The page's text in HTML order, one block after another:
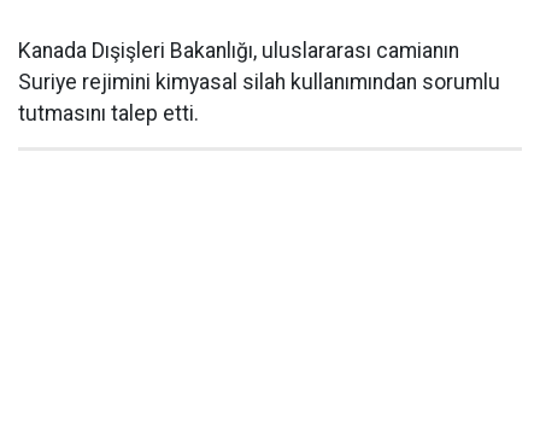
Kanada Dışişleri Bakanlığı, uluslararası camianın
Suriye rejimini kimyasal silah kullanımından sorumlu
tutmasını talep etti.